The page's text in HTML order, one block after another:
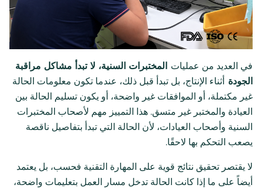
في العديد من عمليات المختبرات السنية، لا تبدأ مشاكل مراقبة
الجودة أثناء الإنتاج، بل تبدأ قبل ذلك، عندما تكون معلومات الحالة
غير مكتملة، أو الموافقات غير واضحة، أو يكون تسليم الحالة بين
العيادة والمختبر غير متسق. هذا التمييز مهم لأصحاب المختبرات
السنية وأصحاب العيادات، لأن الحالة التي تبدأ بتفاصيل ناقصة
يصعب التحكم بها لاحقًا.
لا يقتصر تحقيق نتائج قوية على المهارة التقنية فحسب، بل يعتمد
أيضاً على ما إذا كانت الحالة تدخل مسار العمل بتعليمات واضحة،